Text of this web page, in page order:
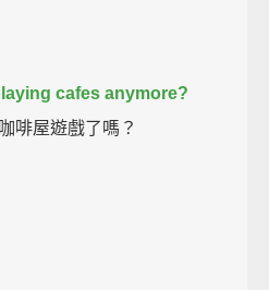
cafes anymore?
啡屋遊戲了嗎？